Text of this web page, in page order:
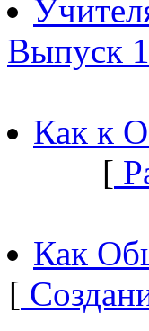
Выпуск
Как к
[
Как
[